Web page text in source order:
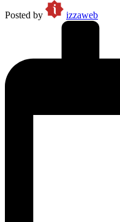
Posted by
izzaweb